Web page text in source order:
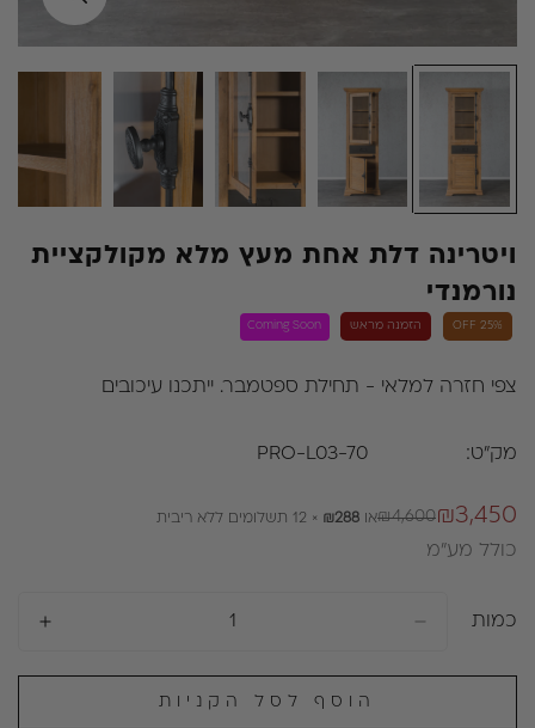
ויטרינה דלת אחת מעץ מלא מקולקציית
נורמנדי
25% OFF הזמנה מראש Coming Soon
צפי חזרה למלאי - תחילת ספטמבר. ייתכנו עיכובים
מק"ט: PRO-L03-70
מחיר
מבצע
₪3,450
מחיר
רגיל
₪4,600או ₪288 × 12 תשלומים ללא ריבית
כולל מע״מ
כמות
הוסף לסל הקניות